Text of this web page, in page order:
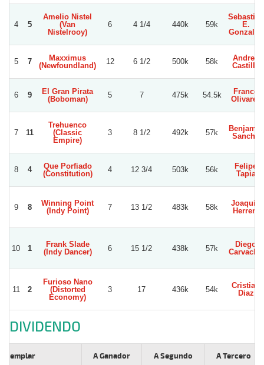
4 5
Amelio Nistel
(Van
Nistelrooy)
6 4 1/4 440k 59k
Sebastian
E.
Gonzalez
5 7
Maxximus
(Newfoundland)
12 6 1/2 500k 58k
Andres
Castillo
6 9
El Gran Pirata
(Boboman)
5 7 475k 54.5k
Franco
Olivares
7 11
Trehuenco
(Classic
Empire)
3 8 1/2 492k 57k
Benjamin
Sancho
8 4
Que Porfiado
(Constitution)
4 12 3/4 503k 56k
Felipe
Tapia
9 8
Winning Point
(Indy Point)
7 13 1/2 483k 58k
Joaquin
Herrera
10 1
Frank Slade
(Indy Dancer)
6 15 1/2 438k 57k
Diego
Carvacho
11 2
Furioso Nano
(Distorted
Economy)
3 17 436k 54k
Cristian
Diaz
DIVIDENDO
Ejemplar A Ganador A Segundo A Tercero